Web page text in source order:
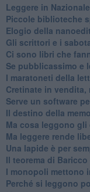
​Leggere in Nazionale
​Piccole biblioteche
​Elogio della
Gli scrittori e i
Ci sono libri che
Se pubblicassimo e
I maratoneti della
Cretinate in
Serve un software
​Il destino della
Ma cosa leggono
Ma leggere rende
​Una lapide è per
Il teorema di
I monopoli mettono
​Perché si leggono